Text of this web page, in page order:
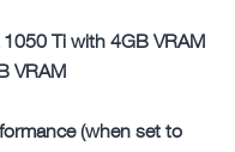
Ti with 4GB VRAM
VRAM
(when set to